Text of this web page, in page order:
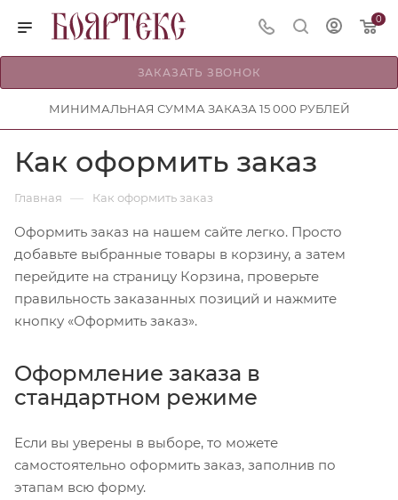
0
ЗАКАЗАТЬ ЗВОНОК
МИНИМАЛЬНАЯ СУММА ЗАКАЗА 15 000 РУБЛЕЙ
Как оформить заказ
Главная — Как оформить заказ
Оформить заказ на нашем сайте легко. Просто
добавьте выбранные товары в корзину, а затем
перейдите на страницу Корзина, проверьте
правильность заказанных позиций и нажмите
кнопку «Оформить заказ».
Оформление заказа в
стандартном режиме
Если вы уверены в выборе, то можете
самостоятельно оформить заказ, заполнив по
этапам всю форму.